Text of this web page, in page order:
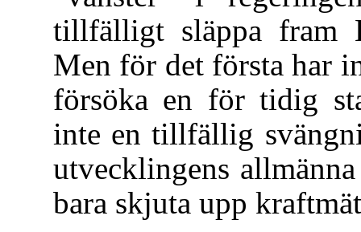
tillfälligt släppa fram
Men för det första har
försöka en för tidig
inte en tillfällig
utvecklingens
bara skjuta upp